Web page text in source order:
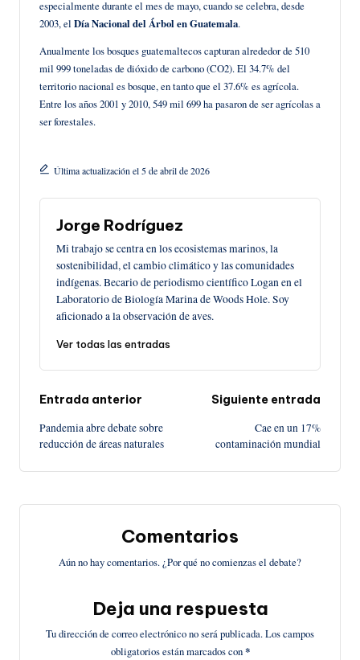
especialmente durante el mes de mayo, cuando se celebra, desde
2003, el Día Nacional del Árbol en Guatemala.
Anualmente los bosques guatemaltecos capturan alrededor de 510
mil 999 toneladas de dióxido de carbono (CO2). El 34.7% del
territorio nacional es bosque, en tanto que el 37.6% es agrícola.
Entre los años 2001 y 2010, 549 mil 699 ha pasaron de ser agrícolas a
ser forestales.
Última actualización el 5 de abril de 2026
Jorge Rodríguez
Mi trabajo se centra en los ecosistemas marinos, la
sostenibilidad, el cambio climático y las comunidades
indígenas. Becario de periodismo científico Logan en el
Laboratorio de Biología Marina de Woods Hole. Soy
aficionado a la observación de aves.
Ver todas las entradas
Navegación
de
entradas
Entrada anterior
Pandemia abre debate sobre
reducción de áreas naturales
Siguiente entrada
Cae en un 17%
contaminación mundial
Comentarios
Aún no hay comentarios. ¿Por qué no comienzas el debate?
Deja una respuesta
Tu dirección de correo electrónico no será publicada.Los campos
obligatorios están marcados con*